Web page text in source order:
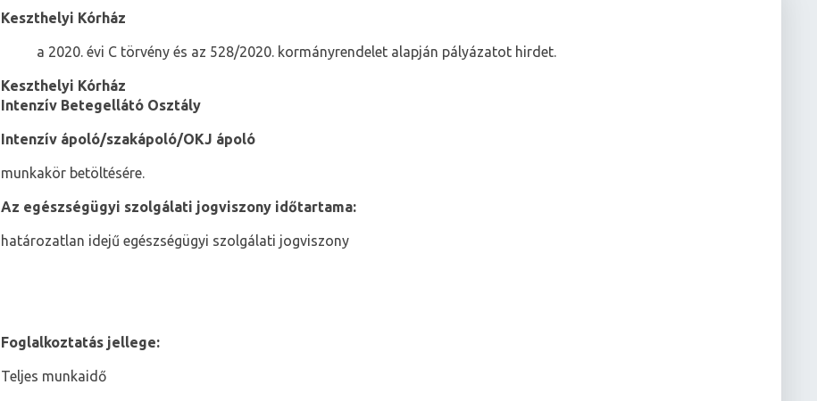
Keszthelyi Kórház
a 2020. évi C törvény és az 528/2020. kormányrendelet alapján pályázatot hirdet.
Keszthelyi Kórház
Intenzív Betegellátó Osztály
Intenzív ápoló/szakápoló/OKJ ápoló
munkakör betöltésére.
Az egészségügyi szolgálati jogviszony időtartama:
határozatlan idejű egészségügyi szolgálati jogviszony
Foglalkoztatás jellege:
Teljes munkaidő